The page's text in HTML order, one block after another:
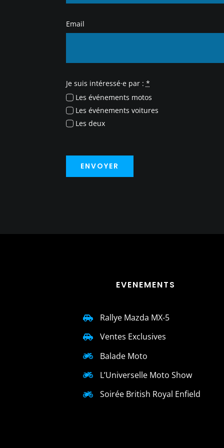
Email
Je suis intéressé·e par : *
Les événements motos
Les événements voitures
Les deux
ENVOYER
EVENEMENTS
Rallye Mazda MX-5
Ventes Exclusives
Balade Moto
L’Universelle Moto Show
Soirée British Royal Enfield